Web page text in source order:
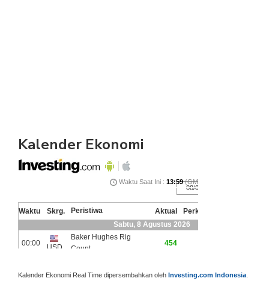
Kalender Ekonomi
Kalender Ekonomi Real Time dipersembahkan oleh Investing.com Indonesia